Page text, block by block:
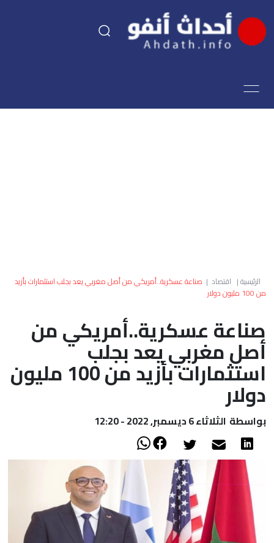
اقتصاد
العالم
أعمدة
الصحراء
الرئيسية| اقتصاد | صناعة عسكرية..أمريكي من أصل مغربي يعد بجلب استثمارات بأزيد
من 100 مليون دولار
صناعة عسكرية..أمريكي من
أصل مغربي يعد بجلب
استثمارات بأزيد من 100 مليون
دولار
بواسطة الثلاثاء 6 ديسمبر, 2022 - 12:20